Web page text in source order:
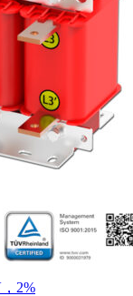
2%